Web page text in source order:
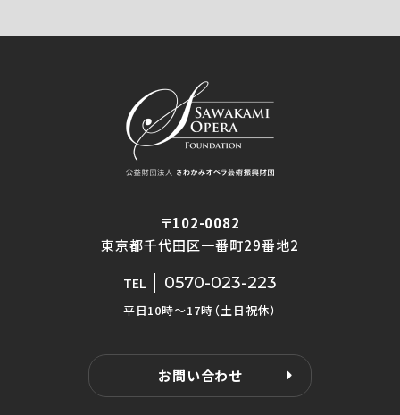
〒102-0082
東京都千代田区一番町29番地2
TEL 0570-023-223
平日10時〜17時（土日祝休）
お問い合わせ